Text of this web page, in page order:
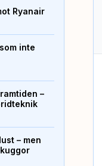
Ryanair
inte
–
– men